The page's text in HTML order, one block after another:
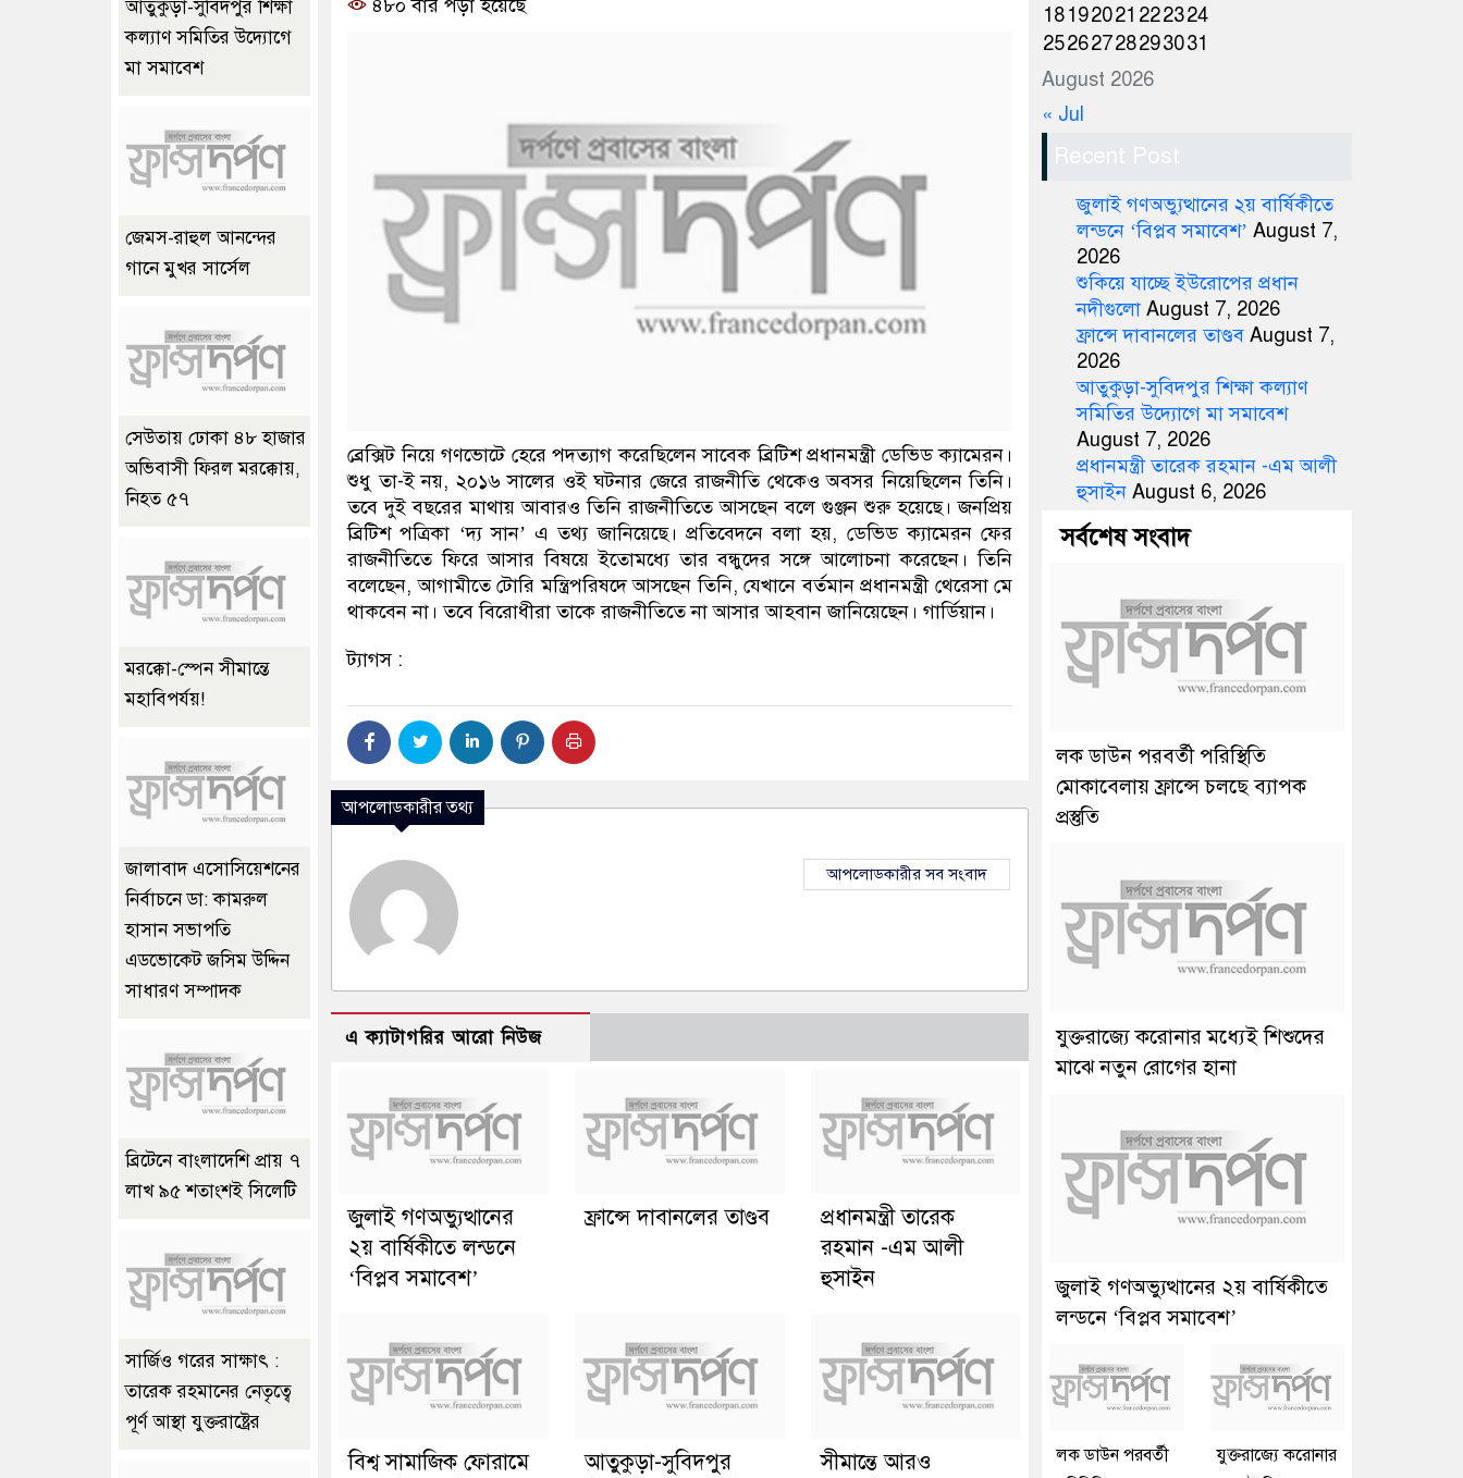
৪৮০ বার পড়া হয়েছে
ব্রেক্সিট নিয়ে গণভোটে হেরে পদত্যাগ করেছিলেন সাবেক ব্রিটিশ প্রধানমন্ত্রী ডেভিড ক্যামেরন।
শুধু তা-ই নয়, ২০১৬ সালের ওই ঘটনার জেরে রাজনীতি থেকেও অবসর নিয়েছিলেন তিনি।
তবে দুই বছরের মাথায় আবারও তিনি রাজনীতিতে আসছেন বলে গুঞ্জন শুরু হয়েছে। জনপ্রিয়
ব্রিটিশ পত্রিকা ‘দ্য সান’ এ তথ্য জানিয়েছে। প্রতিবেদনে বলা হয়, ডেভিড ক্যামেরন ফের
রাজনীতিতে ফিরে আসার বিষয়ে ইতোমধ্যে তার বন্ধুদের সঙ্গে আলোচনা করেছেন। তিনি
বলেছেন, আগামীতে টোরি মন্ত্রিপরিষদে আসছেন তিনি, যেখানে বর্তমান প্রধানমন্ত্রী থেরেসা মে
থাকবেন না। তবে বিরোধীরা তাকে রাজনীতিতে না আসার আহবান জানিয়েছেন। গার্ডিয়ান।
ট্যাগস :
আপলোডকারীর তথ্য
আপলোডকারীর সব সংবাদ
এ ক্যাটাগরির আরো নিউজ
জুলাই গণঅভ্যুত্থানের
২য় বার্ষিকীতে লন্ডনে
‘বিপ্লব সমাবেশ’
ফ্রান্সে দাবানলের তাণ্ডব
প্রধানমন্ত্রী তারেক
রহমান -এম আলী
হুসাইন
বিশ্ব সামাজিক ফোরামে
আতুকুড়া-সুবিদপুর
সীমান্তে আরও
আতুকুড়া-সুবিদপুর শিক্ষা
কল্যাণ সমিতির উদ্যোগে
মা সমাবেশ
জেমস-রাহুল আনন্দের
গানে মুখর সার্সেল
সেউতায় ঢোকা ৪৮ হাজার
অভিবাসী ফিরল মরক্কোয়,
নিহত ৫৭
মরক্কো-স্পেন সীমান্তে
মহাবিপর্যয়!
জালাবাদ এসোসিয়েশনের
নির্বাচনে ডা: কামরুল
হাসান সভাপতি
এডভোকেট জসিম উদ্দিন
সাধারণ সম্পাদক
ব্রিটেনে বাংলাদেশি প্রায় ৭
লাখ ৯৫ শতাংশই সিলেটি
সার্জিও গরের সাক্ষাৎ :
তারেক রহমানের নেতৃত্বে
পূর্ণ আস্থা যুক্তরাষ্ট্রের
August 2026
18192021 222324
25262728293031
« Jul
Recent Post
জুলাই গণঅভ্যুত্থানের ২য় বার্ষিকীতে
লন্ডনে ‘বিপ্লব সমাবেশ’ August 7,
2026
শুকিয়ে যাচ্ছে ইউরোপের প্রধান
নদীগুলো August 7, 2026
ফ্রান্সে দাবানলের তাণ্ডব August 7,
2026
আতুকুড়া-সুবিদপুর শিক্ষা কল্যাণ
সমিতির উদ্যোগে মা সমাবেশ
August 7, 2026
প্রধানমন্ত্রী তারেক রহমান -এম আলী
হুসাইন August 6, 2026
সর্বশেষ সংবাদ
লক ডাউন পরবর্তী পরিস্থিতি
মোকাবেলায় ফ্রান্সে চলছে ব্যাপক
প্রস্তুতি
যুক্তরাজ্যে করোনার মধ্যেই শিশুদের
মাঝে নতুন রোগের হানা
জুলাই গণঅভ্যুত্থানের ২য় বার্ষিকীতে
লন্ডনে ‘বিপ্লব সমাবেশ’
লক ডাউন পরবর্তী
যুক্তরাজ্যে করোনার